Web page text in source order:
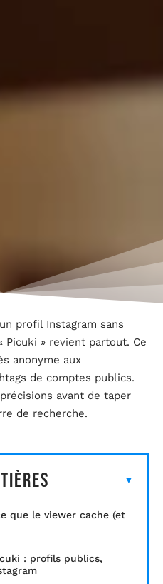
profil Instagram sans
Picuki » revient partout. Ce
anonyme aux
de comptes publics.
avant de taper
de recherche.
que le viewer cache (et
: profils publics,